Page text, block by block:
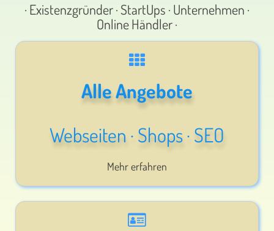
· Existenzgründer · StartUps · Unternehmen ·
Online Händler ·
Alle Angebote
Webseiten · Shops · SEO
Mehr erfahren